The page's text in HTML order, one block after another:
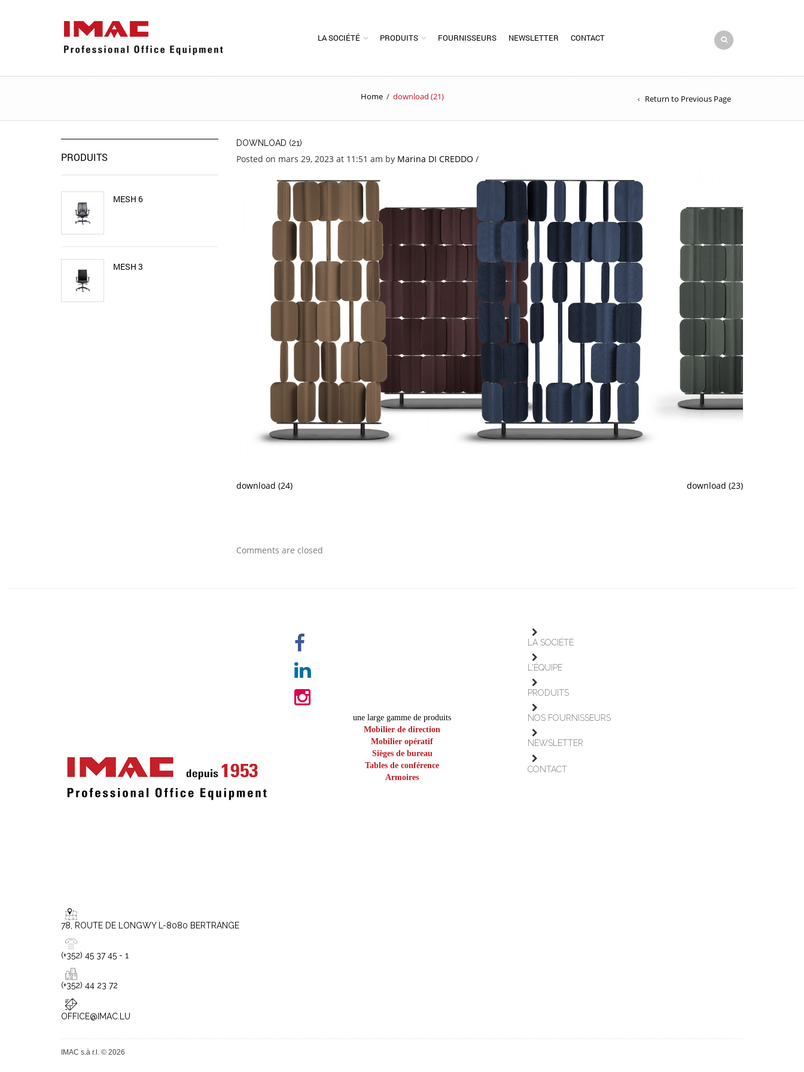
LA SOCIÉTÉ PRODUITS FOURNISSEURS NEWSLETTER CONTACT
Home / download (21) Return to Previous Page
DOWNLOAD (21)
Posted on mars 29, 2023 at 11:51 am by Marina DI CREDDO /
download (24) download (23)
Comments are closed
PRODUITS
MESH 6
MESH 3
78, ROUTE DE LONGWY L-8080 BERTRANGE
(+352) 45 37 45 - 1
(+352) 44 23 72
OFFICE@IMAC.LU
une large gamme de produits
Mobilier de direction
Mobilier opératif
Sièges de bureau
Tables de conférence
Armoires
LA SOCIÉTÉ
L'ÉQUIPE
PRODUITS
NOS FOURNISSEURS
NEWSLETTER
CONTACT
IMAC s.à r.l. © 2026